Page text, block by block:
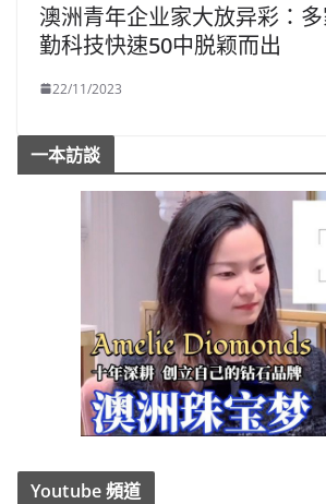
澳洲青年企业家大放异彩：
勤科技快速50中脱颖而出
22/11/2023
一本訪談
Youtube 頻道